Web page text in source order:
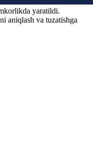
yaratildi.
aniqlash va tuzatishga